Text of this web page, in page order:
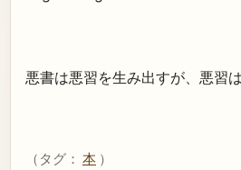
悪書は悪習を生み出すが、悪習
（タグ： 本 ）